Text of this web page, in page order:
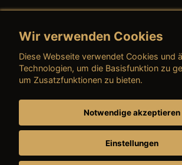
→ AGB (Gebrauchtwagen)
→ AGB (Teile & Zubehör)
→ AGB (Dienstleistungen)
Wir verwenden Cookies
Diese Webseite verwendet Cookies und
Technologien, um die Basisfunktion zu
um Zusatzfunktionen zu bieten.
Notwendige akzeptieren
Einstellungen